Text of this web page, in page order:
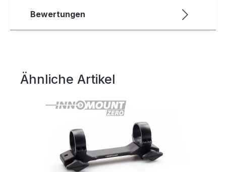
Bewertungen
Produktgalerie überspringen
Ähnliche Artikel